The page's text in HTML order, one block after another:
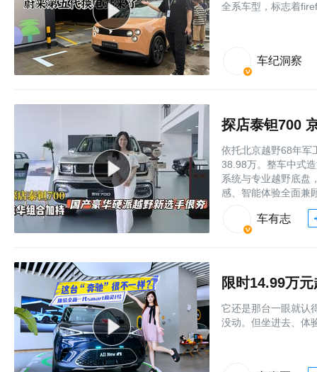
全系车型，标志着
车纪洞察
探店泰钽700
依托北京越野68年军
38.98万。整车中式
系统与专业越野底盘
感、智能体验全面兼
车有志
它还是那台一眼就认
没动。但坐进去、体